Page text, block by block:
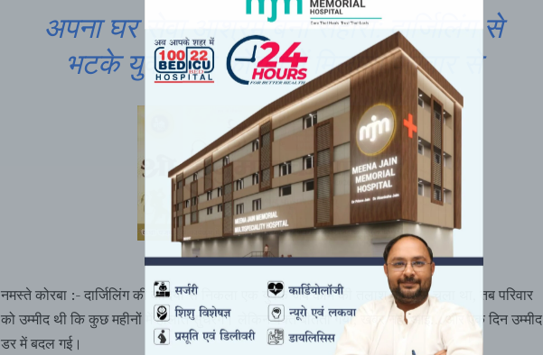
अपना घर सेवा आश्रम बना सहारा: दार्जिलिंग से
भटके युवक को कोरबा में मिलाया परिवार से
नमस्ते कोरबा :- दार्जिलिंग की वादियों से निकला एक युवक जब काम की तलाश में घर से चला था, तब परिवार
को उम्मीद थी कि कुछ महीनों में हालात सुधरेंगे। लेकिन वक्त बीतता गया, खबर नहीं आई… और एक दिन उम्मीद
डर में बदल गई।